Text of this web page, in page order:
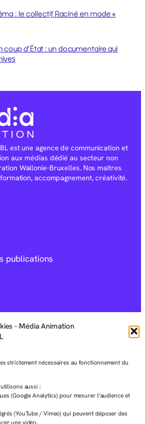
- Média Animation
strictement nécessaires au fonctionnement du
aussi :
(Google Analytics) pour mesurer l’audience et
(YouTube / Vimeo) qui peuvent déposer des
une vidéo.
: le collectif Raciné en mode «
coup d’État : un documentaire qui
est une agence de communication et
aux médias dédié au secteur non
Wallonie-Bruxelles. Nos maîtres
accompagnement, créativité.
publications